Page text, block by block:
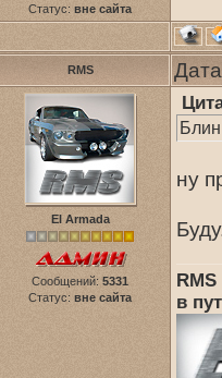
Статус: вне сайта
RMS
El Armada
Сообщений: 5331
Статус: вне сайта
ну
в